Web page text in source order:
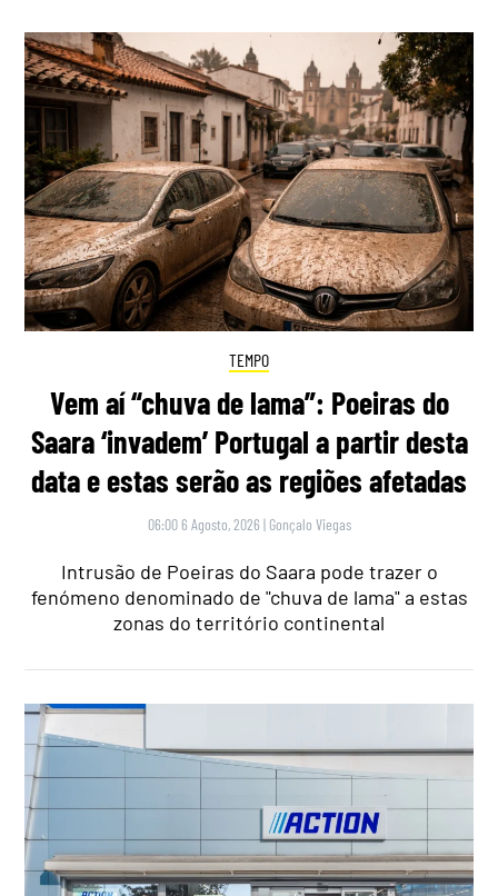
TEMPO
Vem aí “chuva de lama”: Poeiras do
Saara ‘invadem’ Portugal a partir desta
data e estas serão as regiões afetadas
06:00 6 Agosto, 2026 | Gonçalo Viegas
Intrusão de Poeiras do Saara pode trazer o
fenómeno denominado de "chuva de lama" a estas
zonas do território continental